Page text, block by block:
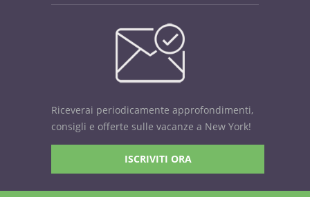
Riceverai periodicamente approfondimenti,
consigli e offerte sulle vacanze a New York!
ISCRIVITI ORA